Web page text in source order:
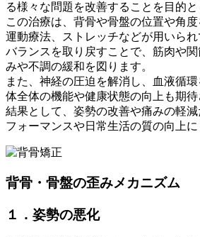
る様々な問題を改善することを目的と
この治療は、背骨や骨盤の位置や角
運動療法、ストレッチなどが用いら
バランスを取り戻すことで、筋肉や
みや不調の緩和を図ります。
また、神経の圧迫を解消し、血液循
体全体の機能や健康状態の向上も期待
結果として、姿勢の改善や痛みの軽
フォーマンスや日常生活の質の向上に
背骨・骨盤の歪みメカニズム
１．姿勢の悪化